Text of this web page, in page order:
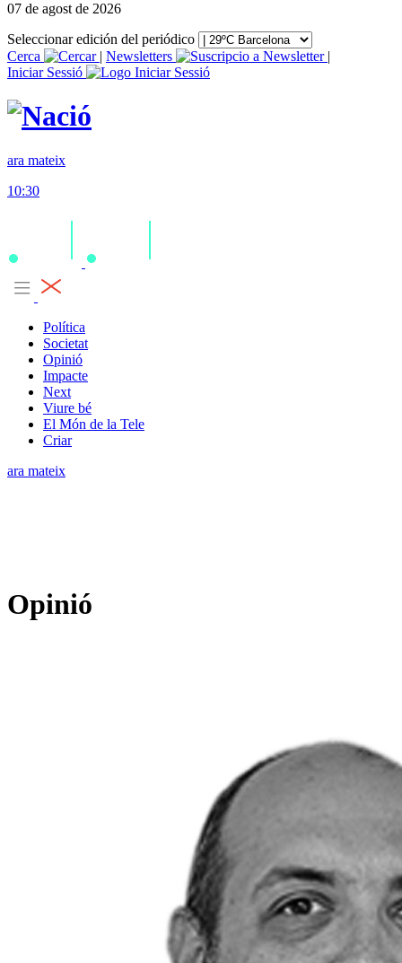
07 de agost de 2026
Seleccionar edición del periódico
Cerca
| Newsletters
|
Iniciar Sessió
ara mateix
10:30
Política
Societat
Opinió
Impacte
Next
Viure bé
El Món de la Tele
Criar
ara mateix
Opinió